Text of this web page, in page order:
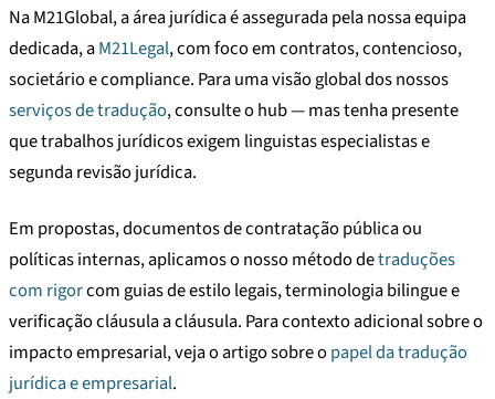
Na M21Global, a área jurídica é assegurada pela nossa equipa
dedicada, aM21Legal, com foco em contratos, contencioso,
societário e compliance. Para uma visão global dos nossos
serviços de tradução, consulte o hub — mas tenha presente
que trabalhos jurídicos exigem linguistas especialistas e
segunda revisão jurídica.
Em propostas, documentos de contratação pública ou
políticas internas, aplicamos o nosso método detraduções
com rigorcom guias de estilo legais, terminologia bilingue e
verificação cláusula a cláusula. Para contexto adicional sobre o
impacto empresarial, veja o artigo sobre opapel da tradução
jurídica e empresarial.